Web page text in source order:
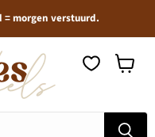
= morgen verstuurd.